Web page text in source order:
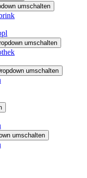
umschalten
umschalten
umschalten
umschalten